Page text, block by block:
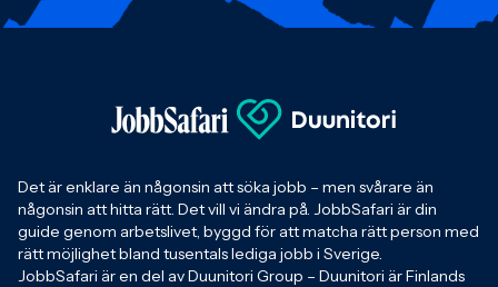
Det är enklare än någonsin att söka jobb – men svårare än
någonsin att hitta rätt. Det vill vi ändra på. JobbSafari är din
guide genom arbetslivet, byggd för att matcha rätt person med
rätt möjlighet bland tusentals lediga jobb i Sverige.
JobbSafari är en del av Duunitori Group – Duunitori är Finlands